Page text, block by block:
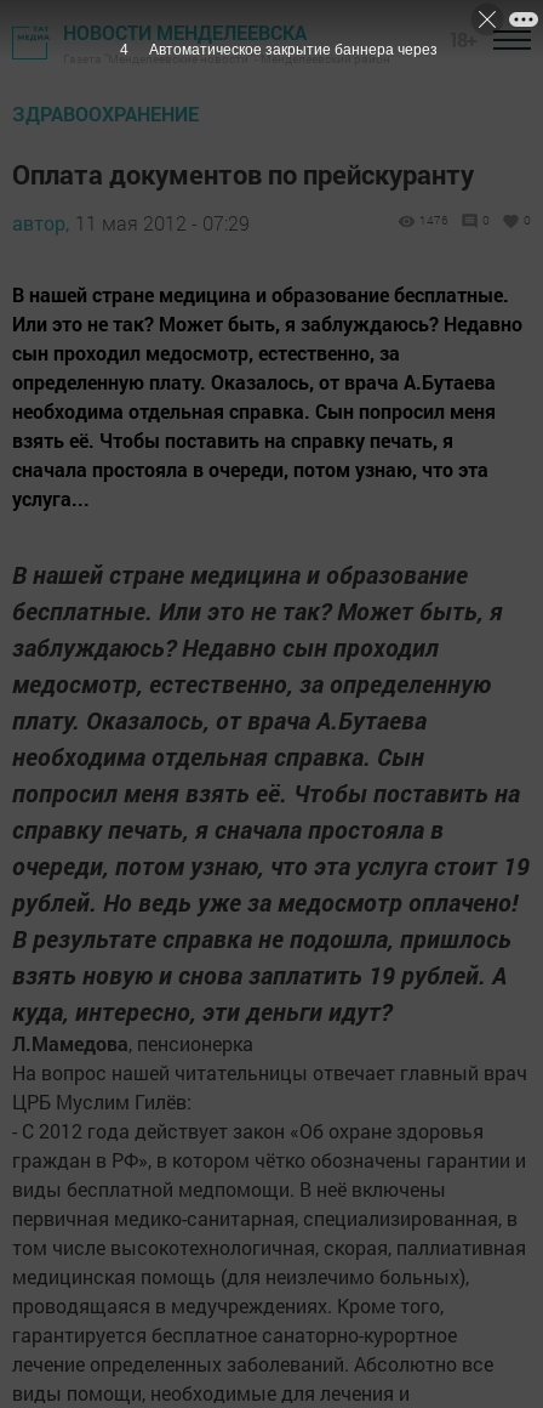
НОВОСТИ МЕНДЕЛЕЕВСКА
Газета "Менделеевские новости" - Менделеевский район
ЗДРАВООХРАНЕНИЕ
Оплата документов по прейскуранту
автор, 11 мая 2012 - 07:29 1476 0 0
В нашей стране медицина и образование бесплатные.
Или это не так? Может быть, я заблуждаюсь? Недавно
сын проходил медосмотр, естественно, за
определенную плату. Оказалось, от врача А.Бутаева
необходима отдельная справка. Сын попросил меня
взять её. Чтобы поставить на справку печать, я
сначала простояла в очереди, потом узнаю, что эта
услуга...
В нашей стране медицина и образование
бесплатные. Или это не так? Может быть, я
заблуждаюсь? Недавно сын проходил
медосмотр, естественно, за определенную
плату. Оказалось, от врача А.Бутаева
необходима отдельная справка. Сын
попросил меня взять её. Чтобы поставить на
справку печать, я сначала простояла в
очереди, потом узнаю, что эта услуга стоит 19
рублей. Но ведь уже за медосмотр оплачено!
В результате справка не подошла, пришлось
взять новую и снова заплатить 19 рублей. А
куда, интересно, эти деньги идут?
Л.Мамедова, пенсионерка
На вопрос нашей читательницы отвечает главный врач
ЦРБ Муслим Гилёв:
- С 2012 года действует закон «Об охране здоровья
граждан в РФ», в котором чётко обозначены гарантии и
виды бесплатной медпомощи. В неё включены
первичная медико-санитарная, специализированная, в
том числе высокотехнологичная, скорая, паллиативная
медицинская помощь (для неизлечимо больных),
проводящаяся в медучреждениях. Кроме того,
гарантируется бесплатное санаторно-курортное
лечение определенных заболеваний. Абсолютно все
виды помощи, необходимые для лечения и
3 Автоматическое закрытие баннера через